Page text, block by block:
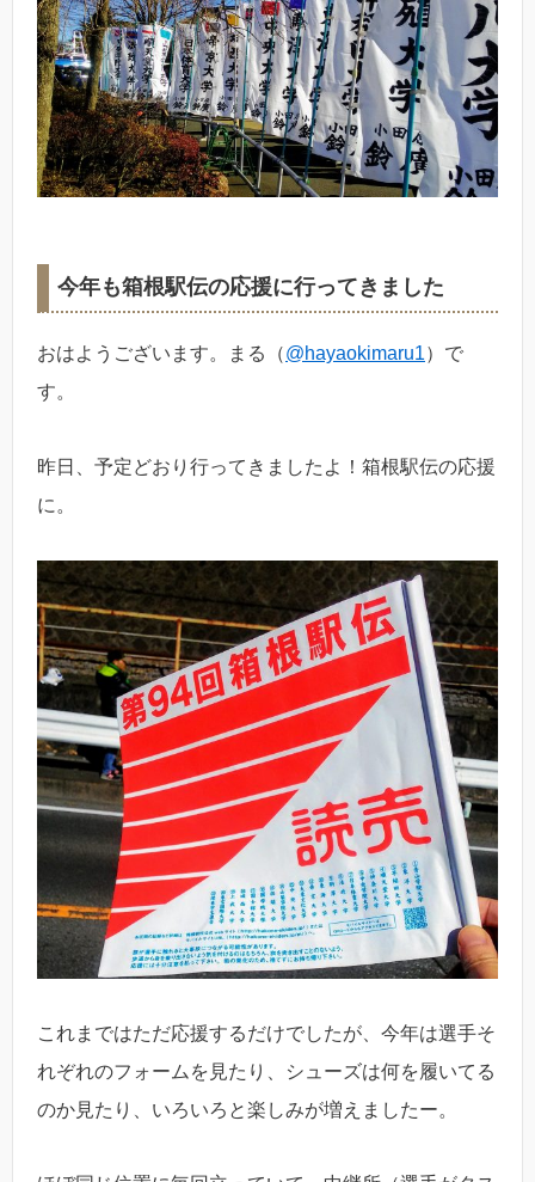
今年も箱根駅伝の応援に行ってきました
おはようございます。まる（@hayaokimaru1）で
す。
昨日、予定どおり行ってきましたよ！箱根駅伝の応援
に。
これまではただ応援するだけでしたが、今年は選手そ
れぞれのフォームを見たり、シューズは何を履いてる
のか見たり、いろいろと楽しみが増えましたー。